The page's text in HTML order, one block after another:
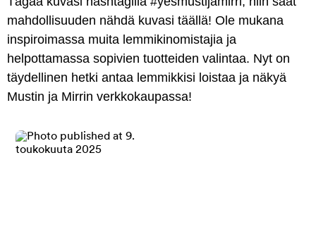
mahdollisuuden nähdä kuvasi täällä! Ole mukana
inspiroimassa muita lemmikinomistajia ja
helpottamassa sopivien tuotteiden valintaa. Nyt on
täydellinen hetki antaa lemmikkisi loistaa ja näkyä
Mustin ja Mirrin verkkokaupassa!